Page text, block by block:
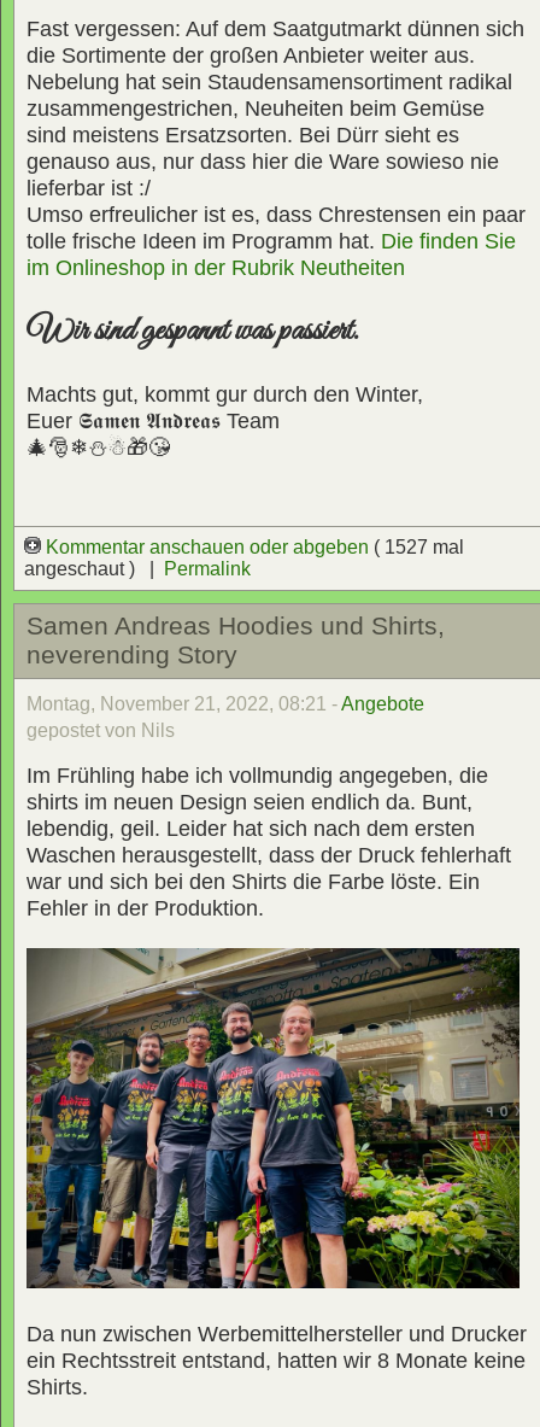
Fast vergessen: Auf dem Saatgutmarkt dünnen sich
die Sortimente der großen Anbieter weiter aus.
Nebelung hat sein Staudensamensortiment radikal
zusammengestrichen, Neuheiten beim Gemüse
sind meistens Ersatzsorten. Bei Dürr sieht es
genauso aus, nur dass hier die Ware sowieso nie
lieferbar ist :/
Umso erfreulicher ist es, dass Chrestensen ein paar
tolle frische Ideen im Programm hat. Die finden Sie
im Onlineshop in der Rubrik Neutheiten
Wir sind gespannt was passiert.
Machts gut, kommt gur durch den Winter,
Euer 𝕾𝖆𝖒𝖊𝖓 𝕬𝖓𝖉𝖗𝖊𝖆𝖘 Team
🎄🎅❄⛄☃🎁😘
Kommentar anschauen oder abgeben ( 1527 mal
angeschaut ) |
Permalink
Samen Andreas Hoodies und Shirts,
neverending Story
Montag, November 21, 2022, 08:21 -Angebote
gepostet von Nils
Im Frühling habe ich vollmundig angegeben, die
shirts im neuen Design seien endlich da. Bunt,
lebendig, geil. Leider hat sich nach dem ersten
Waschen herausgestellt, dass der Druck fehlerhaft
war und sich bei den Shirts die Farbe löste. Ein
Fehler in der Produktion.
Da nun zwischen Werbemittelhersteller und Drucker
ein Rechtsstreit entstand, hatten wir 8 Monate keine
Shirts.